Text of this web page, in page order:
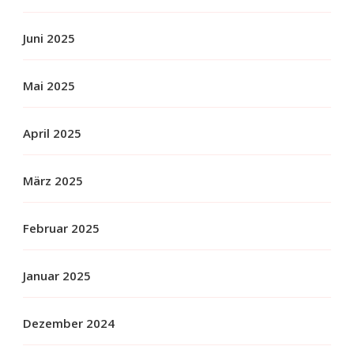
Juni 2025
Mai 2025
April 2025
März 2025
Februar 2025
Januar 2025
Dezember 2024